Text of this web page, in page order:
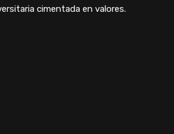
cimentada en valores.